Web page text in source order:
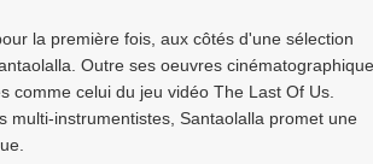
la première fois, aux côtés d'une sélection
Outre ses oeuvres
comme celui du jeu vidéo The Last Of Us.
multi-instrumentistes, Santaolalla promet une